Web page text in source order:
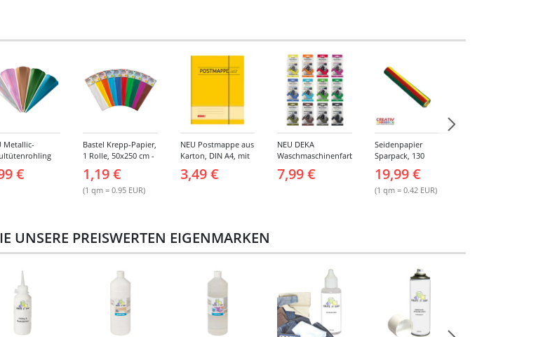
Metallic-
65 cm, 1
€
Bastel Krepp-Papier,
1 Rolle, 50x250 cm -
Verschiedene
Farbtöne
1,19 €
(1 qm = 0.95 EUR)
NEU Postmappe aus
Karton, DIN A4, mit
Gummizug
3,49 €
NEU DEKA
Waschmaschinenfarbe
Wash & Go für 500g
Stoff - Verschiedene
7,99 €
Seidenpapier
Sparpack, 130
Bogen sortiert
19,99 €
(1 qm = 0.42 EUR)
UNSERE PREISWERTEN EIGENMARKEN